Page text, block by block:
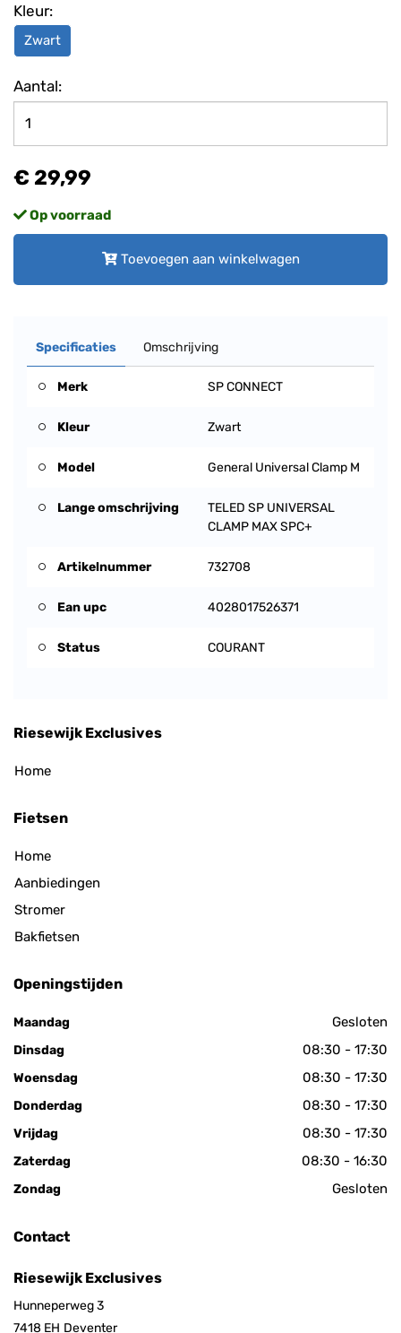
Kleur:
Zwart
Aantal:
€ 29,99
Op voorraad
Toevoegen aan winkelwagen
Specificaties Omschrijving
Merk SP CONNECT
Kleur Zwart
Model General Universal Clamp M
Lange omschrijving
TELED SP UNIVERSAL
CLAMP MAX SPC+
Artikelnummer 732708
Ean upc 4028017526371
Status COURANT
Riesewijk Exclusives
Home
Fietsen
Home
Aanbiedingen
Stromer
Bakfietsen
Openingstijden
Maandag Gesloten
Dinsdag 08:30 - 17:30
Woensdag 08:30 - 17:30
Donderdag 08:30 - 17:30
Vrijdag 08:30 - 17:30
Zaterdag 08:30 - 16:30
Zondag Gesloten
Contact
Riesewijk Exclusives
Hunneperweg 3
7418 EH Deventer